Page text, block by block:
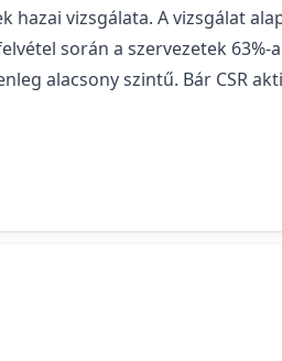
vizsgálata. A vizsgálat
során a szervezetek
alacsony szintű. Bár CSR